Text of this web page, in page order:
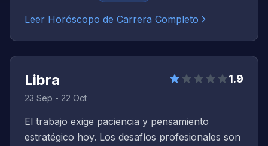
Leer Horóscopo de Carrera Completo
Libra
23 Sep - 22 Oct
1.9
El trabajo exige paciencia y pensamiento
estratégico hoy. Los desafíos profesionales son